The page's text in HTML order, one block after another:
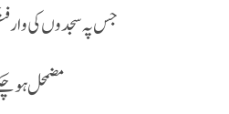
جس پہ سجدوں کی
مضمحل ہو